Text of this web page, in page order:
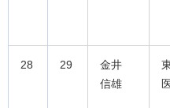
28 29
金井
信雄